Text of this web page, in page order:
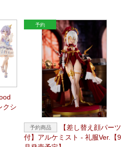
クシ
【差し替え顔パーツ
付】アルケミスト - 礼服Ver.【9